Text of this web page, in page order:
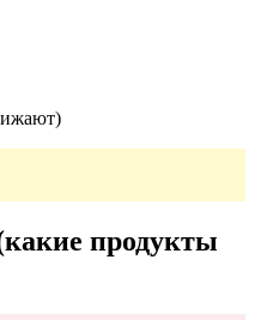
продукты